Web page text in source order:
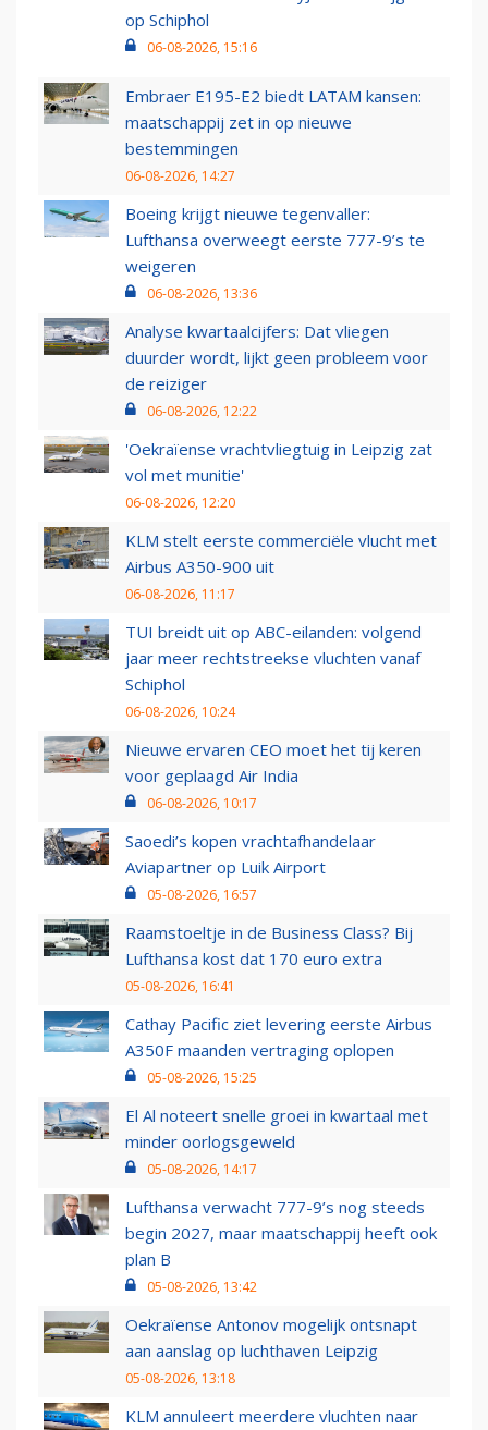
op Schiphol
06-08-2026, 15:16
Embraer E195-E2 biedt LATAM kansen:
maatschappij zet in op nieuwe
bestemmingen
06-08-2026, 14:27
Boeing krijgt nieuwe tegenvaller:
Lufthansa overweegt eerste 777-9’s te
weigeren
06-08-2026, 13:36
Analyse kwartaalcijfers: Dat vliegen
duurder wordt, lijkt geen probleem voor
de reiziger
06-08-2026, 12:22
'Oekraïense vrachtvliegtuig in Leipzig zat
vol met munitie'
06-08-2026, 12:20
KLM stelt eerste commerciële vlucht met
Airbus A350-900 uit
06-08-2026, 11:17
TUI breidt uit op ABC-eilanden: volgend
jaar meer rechtstreekse vluchten vanaf
Schiphol
06-08-2026, 10:24
Nieuwe ervaren CEO moet het tij keren
voor geplaagd Air India
06-08-2026, 10:17
Saoedi’s kopen vrachtafhandelaar
Aviapartner op Luik Airport
05-08-2026, 16:57
Raamstoeltje in de Business Class? Bij
Lufthansa kost dat 170 euro extra
05-08-2026, 16:41
Cathay Pacific ziet levering eerste Airbus
A350F maanden vertraging oplopen
05-08-2026, 15:25
El Al noteert snelle groei in kwartaal met
minder oorlogsgeweld
05-08-2026, 14:17
Lufthansa verwacht 777-9’s nog steeds
begin 2027, maar maatschappij heeft ook
plan B
05-08-2026, 13:42
Oekraïense Antonov mogelijk ontsnapt
aan aanslag op luchthaven Leipzig
05-08-2026, 13:18
KLM annuleert meerdere vluchten naar